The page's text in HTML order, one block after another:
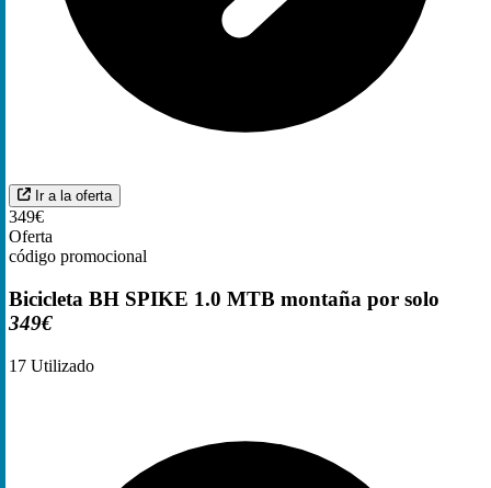
Ir a la oferta
349€
Oferta
código promocional
Bicicleta BH SPIKE 1.0 MTB montaña por solo
349€
17 Utilizado